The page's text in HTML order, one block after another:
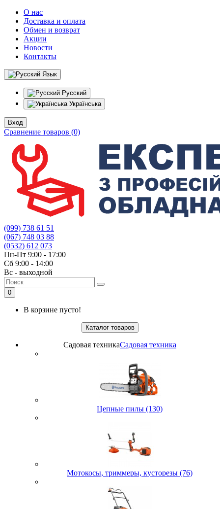
О нас
Доставка и оплата
Обмен и возврат
Акции
Новости
Контакты
Язык
Русский
Українська
Вход
Сравнение товаров (0)
(099) 738 61 51
(067) 748 03 88
(0532) 612 073
Пн-Пт 9:00 - 17:00
Сб 9:00 - 14:00
Вс - выходной
0
В корзине пусто!
Каталог товаров
Садовая техникаСадовая техника
Цепные пилы (130)
Мотокосы, триммеры, кусторезы (76)